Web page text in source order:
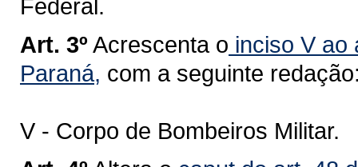
Federal.
Art. 3º Acrescenta o inciso V ao
Paraná, com a seguinte
V - Corpo de Bombeiros Militar.